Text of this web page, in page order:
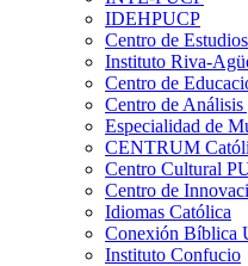
IDEHPUCP
Centro de
Instituto Riva-
Centro de
Centro de
Especialidad de
CENTRUM
Centro Cultural
Centro de
Idiomas Católica
Conexión Bíblica
Instituto Confucio